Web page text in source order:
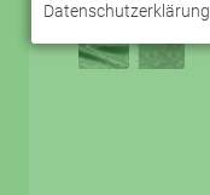
Datenschutzerklärung